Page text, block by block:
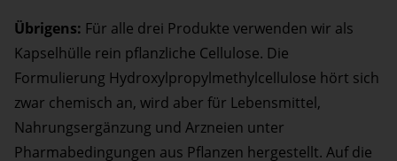
Übrigens: Für alle drei Produkte verwenden wir als
Kapselhülle rein pflanzliche Cellulose. Die
Formulierung Hydroxylpropylmethylcellulose hört sich
zwar chemisch an, wird aber für Lebensmittel,
Nahrungsergänzung und Arzneien unter
Pharmabedingungen aus Pflanzen hergestellt. Auf die